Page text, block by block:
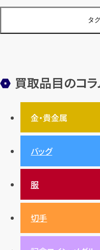
タ
ジュエリーブランド
装飾品 オメガ シュ
エルメス ダイヤモンド
投資 金地金 金価
ティファニー
バッグ
ルビー 陶磁器・ガラ
買取品目のコ
金・貴金属
金・貴金属TOP
プラチナ
銀・シルバー
バッグ
服
切手